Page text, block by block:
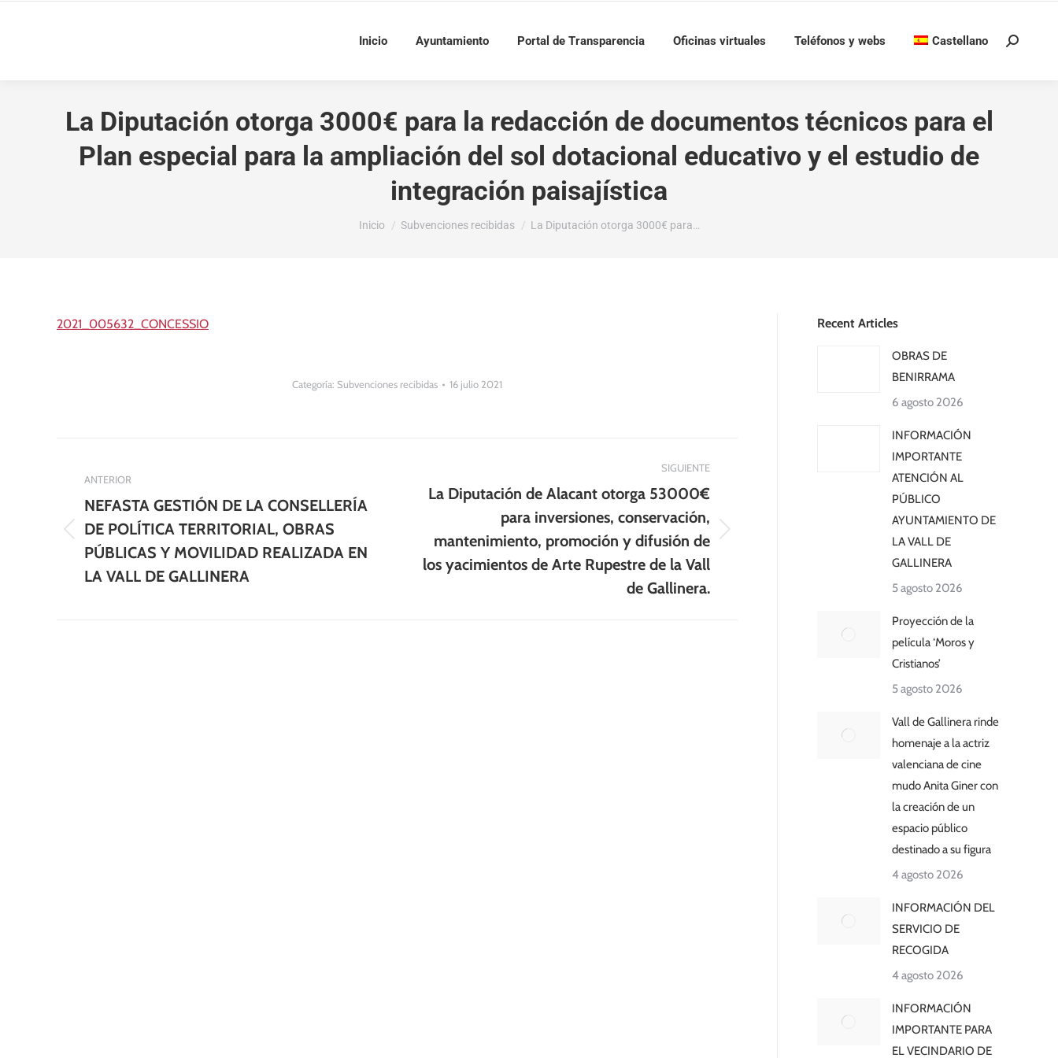
Inicio Ayuntamiento Portal de Transparencia Oficinas virtuales Teléfonos y webs Castellano Buscar:
La Diputación otorga 3000€ para la redacción de documentos técnicos para el
Plan especial para la ampliación del sol dotacional educativo y el estudio de
integración paisajística
Estás aquí:
Inicio Subvenciones recibidas La Diputación otorga 3000€ para…
2021_005632_CONCESSIO
Categoría: Subvenciones recibidas 16 julio 2021
entre
publicaciones
ANTERIOR
Publicación
anterior:
NEFASTA GESTIÓN DE LA CONSELLERÍA
DE POLÍTICA TERRITORIAL, OBRAS
PÚBLICAS Y MOVILIDAD REALIZADA EN
LA VALL DE GALLINERA
SIGUIENTE
Publicación
siguiente:
La Diputación de Alacant otorga 53000€
para inversiones, conservación,
mantenimiento, promoción y difusión de
los yacimientos de Arte Rupestre de la Vall
de Gallinera.
Recent Articles
OBRAS DE
BENIRRAMA
6 agosto 2026
INFORMACIÓN
IMPORTANTE
ATENCIÓN AL
PÚBLICO
AYUNTAMIENTO DE
LA VALL DE
GALLINERA
5 agosto 2026
Proyección de la
película ‘Moros y
Cristianos’
5 agosto 2026
Vall de Gallinera rinde
homenaje a la actriz
valenciana de cine
mudo Anita Giner con
la creación de un
espacio público
destinado a su figura
4 agosto 2026
INFORMACIÓN DEL
SERVICIO DE
RECOGIDA
4 agosto 2026
INFORMACIÓN
IMPORTANTE PARA
EL VECINDARIO DE